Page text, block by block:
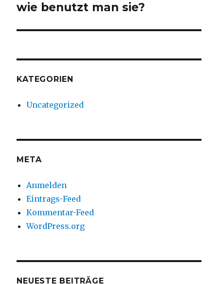
Beitrag:
wie benutzt man sie?
KATEGORIEN
Uncategorized
META
Anmelden
Eintrags-Feed
Kommentar-Feed
WordPress.org
NEUESTE BEITRÄGE